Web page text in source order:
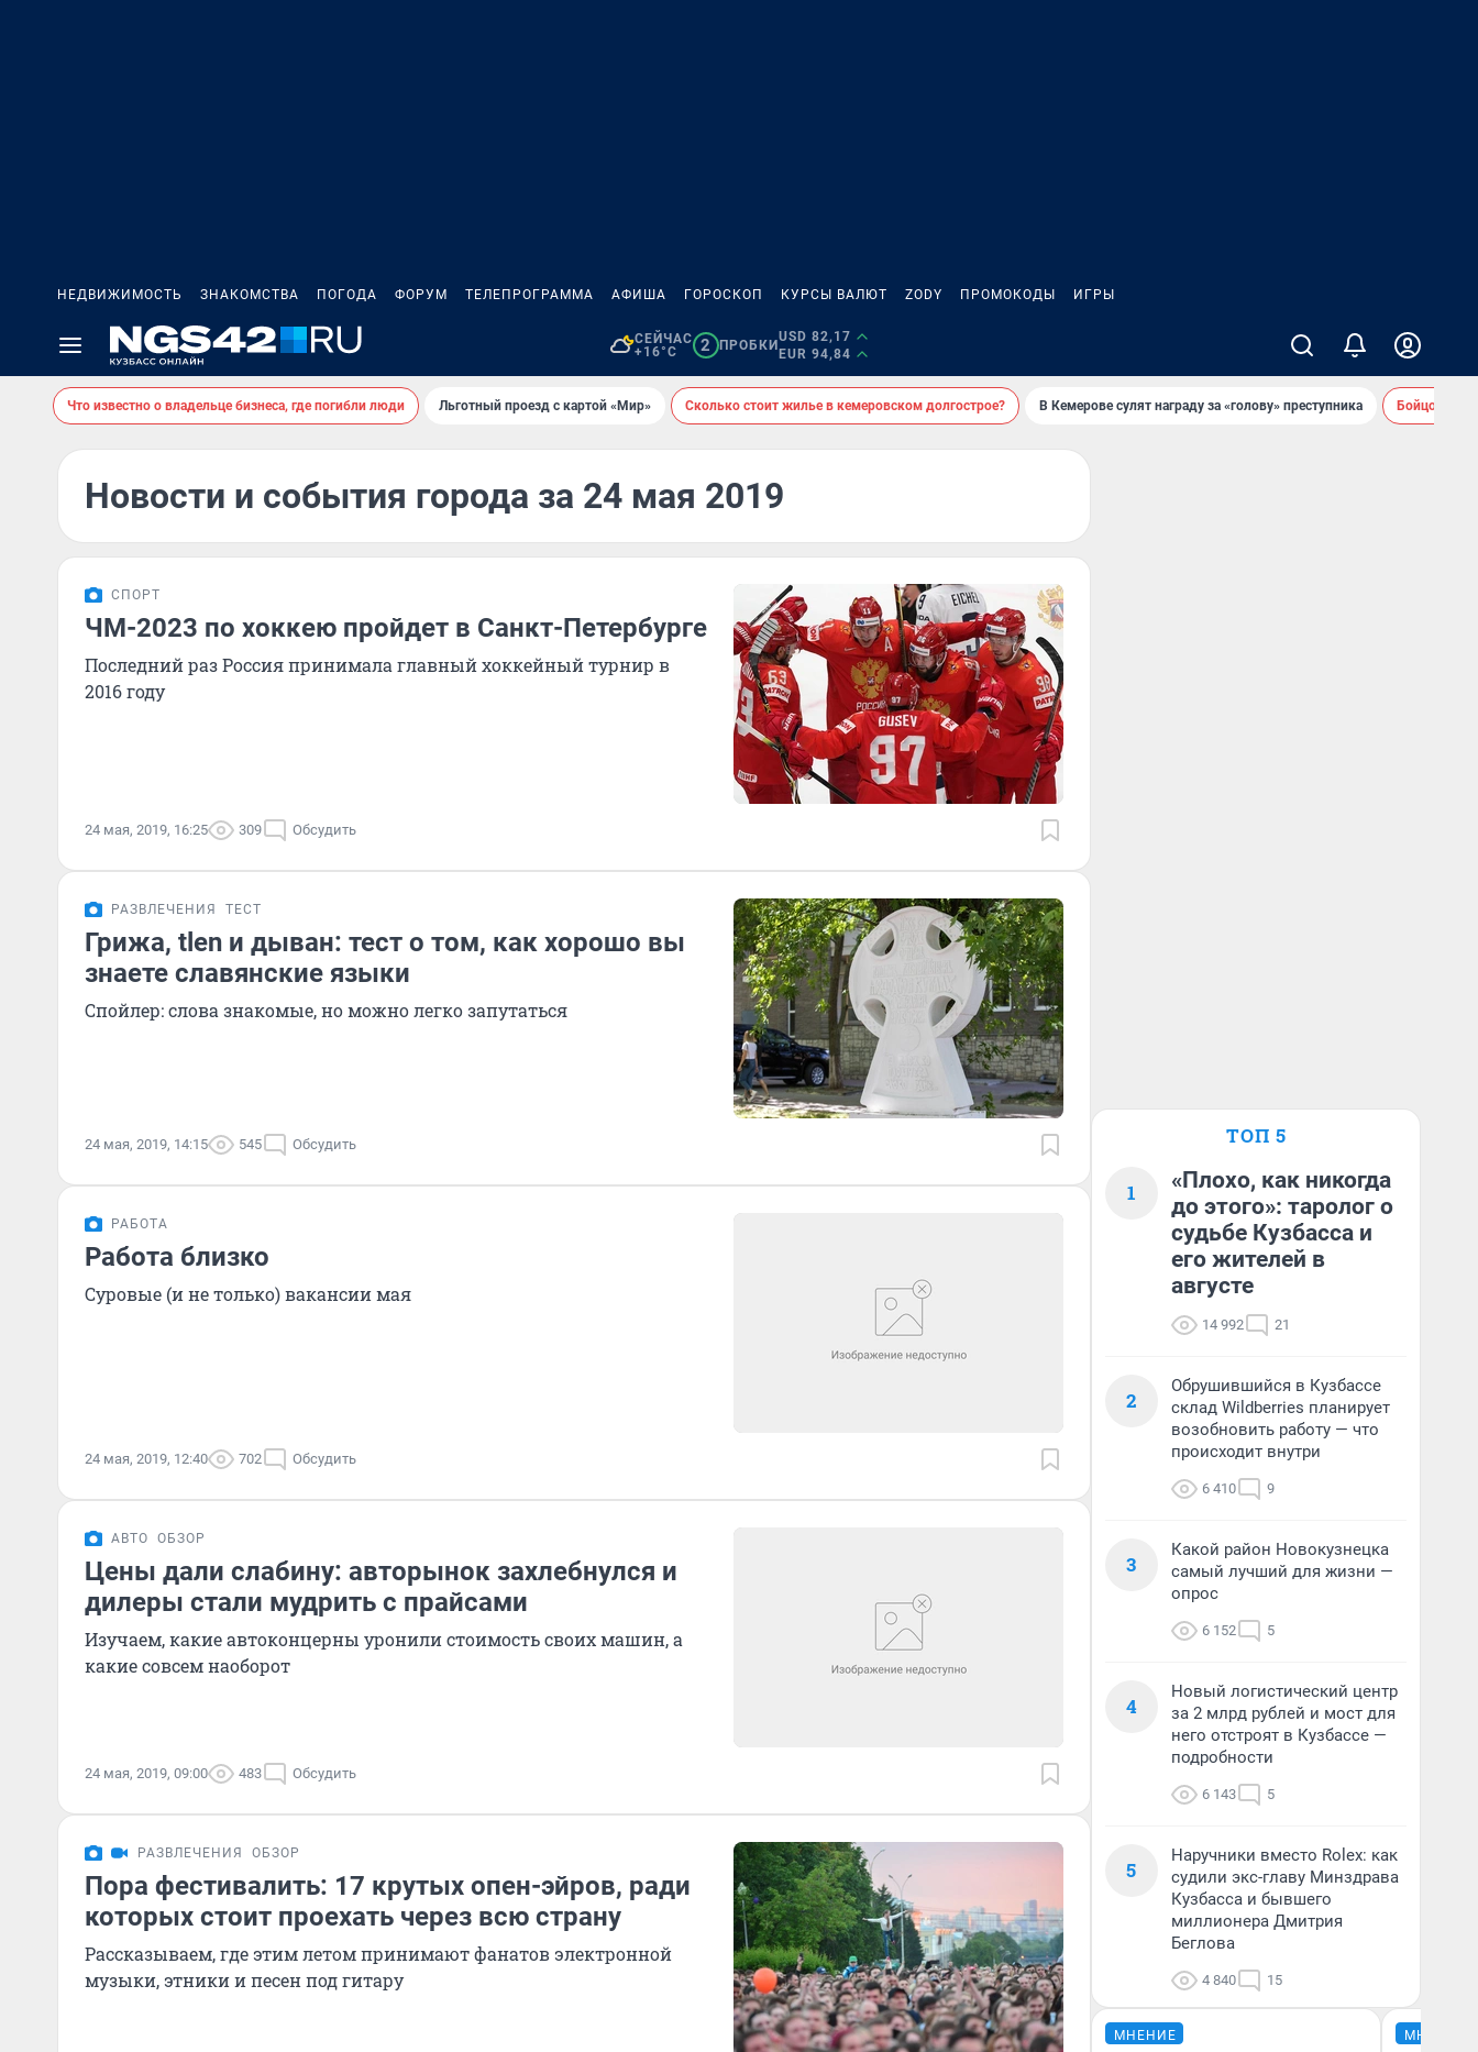
НЕДВИЖИМОСТЬ ЗНАКОМСТВА ПОГОДА ФОРУМ ТЕЛЕПРОГРАММА АФИША ГОРОСКОП КУРСЫ ВАЛЮТ ZODY ПРОМОКОДЫ ИГРЫ
СЕЙЧАС
+16°C
2 ПРОБКИ
USD 82,17
EUR 94,84
Что известно о владельце бизнеса, где погибли люди Льготный проезд с картой «Мир» Сколько стоит жилье в кемеровском долгострое? В Кемерове сулят награду за «голову» преступника Бойцовский
Новости и события города за 24 мая 2019
СПОРТ
ЧМ-2023 по хоккею пройдет в Санкт-Петербурге
Последний раз Россия принимала главный хоккейный турнир в
2016 году
24 мая, 2019, 16:25 309 Обсудить
РАЗВЛЕЧЕНИЯ ТЕСТ
Грижа, tlen и дыван: тест о том, как хорошо вы
знаете славянские языки
Спойлер: слова знакомые, но можно легко запутаться
24 мая, 2019, 14:15 545 Обсудить
РАБОТА
Работа близко
Суровые (и не только) вакансии мая
24 мая, 2019, 12:40 702 Обсудить
АВТО ОБЗОР
Цены дали слабину: авторынок захлебнулся и
дилеры стали мудрить с прайсами
Изучаем, какие автоконцерны уронили стоимость своих машин, а
какие совсем наоборот
24 мая, 2019, 09:00 483 Обсудить
РАЗВЛЕЧЕНИЯ ОБЗОР
Пора фестивалить: 17 крутых опен-эйров, ради
которых стоит проехать через всю страну
Рассказываем, где этим летом принимают фанатов электронной
музыки, этники и песен под гитару
ТОП 5
1
«Плохо, как никогда
до этого»: таролог о
судьбе Кузбасса и
его жителей в
августе
14 992 21
2
Обрушившийся в Кузбассе
склад Wildberries планирует
возобновить работу — что
происходит внутри
6 410 9
3
Какой район Новокузнецка
самый лучший для жизни —
опрос
6 152 5
4
Новый логистический центр
за 2 млрд рублей и мост для
него отстроят в Кузбассе —
подробности
6 143 5
5
Наручники вместо Rolex: как
судили экс-главу Минздрава
Кузбасса и бывшего
миллионера Дмитрия
Беглова
4 840 15
МНЕНИЕ МНЕНИЕ